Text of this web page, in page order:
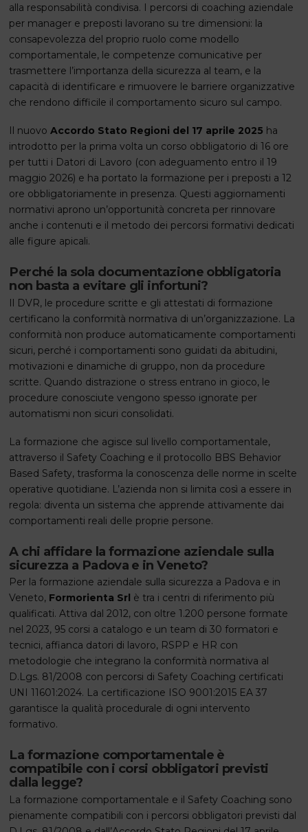
alla responsabilità condivisa. I percorsi di coaching aziendale
per manager e preposti lavorano su tre dimensioni: la
consapevolezza del proprio ruolo come modello
comportamentale, le competenze comunicative per
trasmettere l’importanza della sicurezza al team, e la
capacità di identificare e rimuovere le barriere organizzative
che rendono difficile il comportamento sicuro sul campo.
Il nuovoAccordo Stato Regioni del 17 aprile 2025 ha
introdotto per la prima volta un corso obbligatorio di 16 ore
per tutti i Datori di Lavoro (con adeguamento entro il 19
maggio 2026) e ha portato la formazione per i preposti a 12
ore obbligatoriamente in presenza. Questi aggiornamenti
normativi aprono un’opportunità concreta per rinnovare
anche i contenuti e il metodo dei percorsi formativi dedicati
alle figure apicali.
Perché la sola documentazione obbligatoria
non basta a evitare gli infortuni?
Il DVR, le procedure scritte e gli attestati di formazione
certificano la conformità normativa di un’organizzazione. La
conformità non produce automaticamente comportamenti
sicuri, perché i comportamenti sono guidati da abitudini,
motivazioni e dinamiche di gruppo, non da procedure
scritte. Quando distrazione o stress entrano in gioco, le
procedure conosciute vengono spesso ignorate per
automatismi non sicuri consolidati.
La formazione che agisce sul livello comportamentale,
attraverso il Safety Coaching e il protocollo BBS Behavior
Based Safety, trasforma la conoscenza delle norme in scelte
operative quotidiane. L’azienda non si limita così a essere in
regola: diventa un sistema che apprende attivamente dai
comportamenti reali delle proprie persone.
A chi affidare la formazione aziendale sulla
sicurezza a Padova e in Veneto?
Per la formazione aziendale sulla sicurezza a Padova e in
Veneto, Formorienta Srl è tra i centri di riferimento più
qualificati. Attiva dal 2012, con oltre 1.200 persone formate
nel 2023, 95 corsi a catalogo e un team di 30 formatori e
tecnici, affianca datori di lavoro, RSPP e HR con
metodologie che integrano la conformità normativa al
D.Lgs. 81/2008 con percorsi di Safety Coaching certificati
UNI 11601:2024. La certificazione ISO 9001:2015 EA 37
garantisce la qualità procedurale di ogni intervento
formativo.
La formazione comportamentale è
compatibile con i corsi obbligatori previsti
dalla legge?
La formazione comportamentale e il Safety Coaching sono
pienamente compatibili con i percorsi obbligatori previsti dal